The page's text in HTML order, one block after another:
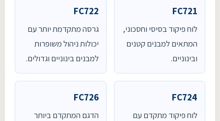
FC721
לוח פיקוד בסיסי וחסכוני,
המתאים למבנים קטנים
ובינוניים.
FC722
גרסה מתקדמת יותר עם
יכולות ניהול משופרות
למבנים בינוניים וגדולים.
FC724
לוח פיקוד מתקדם עם
FC726
הדגם המתקדם ביותר